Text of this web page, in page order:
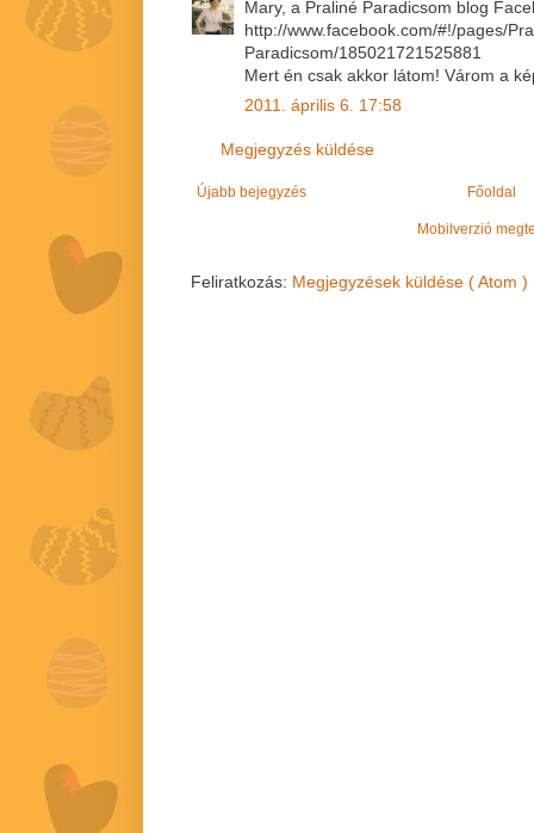
Mary, a Praliné Paradicsom blog
http://www.facebook.com/#!/pages/
Paradicsom/185021721525881
Mert én csak akkor látom! Várom a
2011. április 6. 17:58
Megjegyzés küldése
Újabb bejegyzés Főoldal
Mobilverzió
Feliratkozás: Megjegyzések küldése ( Atom )